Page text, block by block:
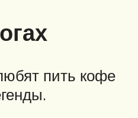
пить кофе